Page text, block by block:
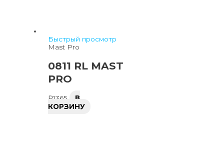
Быстрый просмотр
Mast Pro
0811 RL MAST
PRO
₽1365
В
КОРЗИНУ